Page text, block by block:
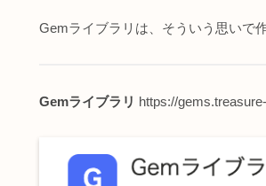
Gemライブラリは、そういう思いで
Gemライブラリ https://